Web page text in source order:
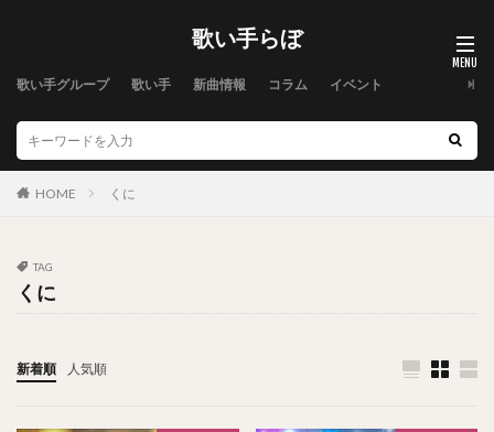
歌い手らぼ
歌い手グループ 歌い手 新曲情報 コラム イベント
HOME くに
TAG
くに
新着順 人気順